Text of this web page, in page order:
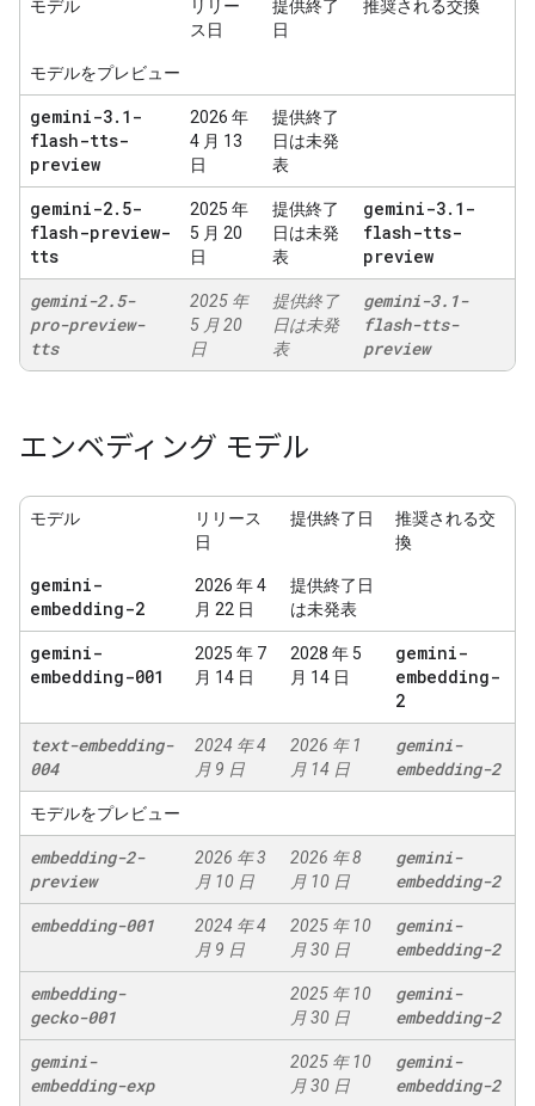
モデル
リリー
ス日
提供終了
日
推奨される交換
モデルをプレビュー
gemini-3. 1-
flash-tts-
preview
2026 年
4 月 13
日
提供終了
日は未発
表
gemini-2. 5-
flash-preview-
tts
2025 年
5 月 20
日
提供終了
日は未発
表
gemini-3. 1-
flash-tts-
preview
gemini-2.5-
pro-preview-
tts
2025 年
5 月 20
日
提供終了
日は未発
表
gemini-3. 1-
flash-tts-
preview
エンベディング モデル
モデル
リリース
日
提供終了日
推奨される交
換
gemini-
embedding-2
2026 年 4
月 22 日
提供終了日
は未発表
gemini-
embedding-001
2025 年 7
月 14 日
2028 年 5
月 14 日
gemini-
embedding-
2
text-embedding-
004
2024 年 4
月 9 日
2026 年 1
月 14 日
gemini-
embedding-2
モデルをプレビュー
embedding-2-
preview
2026 年 3
月 10 日
2026 年 8
月 10 日
gemini-
embedding-2
embedding-001
2024 年 4
月 9 日
2025 年 10
月 30 日
gemini-
embedding-2
embedding-
gecko-001
2025 年 10
月 30 日
gemini-
embedding-2
gemini-
embedding-exp
2025 年 10
月 30 日
gemini-
embedding-2